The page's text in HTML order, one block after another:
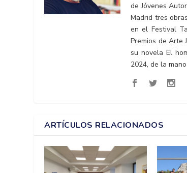
de Jóvenes
Madrid tres
en el Festival
Premios de Arte
su novela El
2024, de la
ARTÍCULOS RELACIONADOS